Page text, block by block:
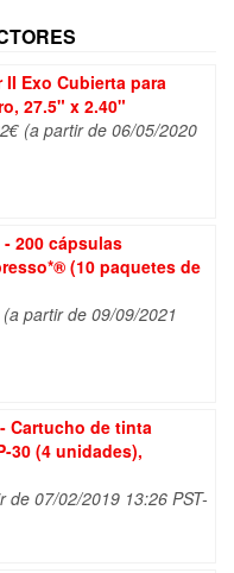
Exo Cubierta para
27.5" x 2.40"
€ (a partir de 06/05/2020
200 cápsulas
(10 paquetes de
(a partir de 09/09/2021
Cartucho de tinta
30 (4 unidades),
de 07/02/2019 13:26 PST-